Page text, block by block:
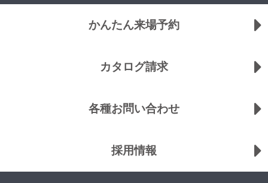
かんたん来場予約
カタログ請求
各種お問い合わせ
採用情報